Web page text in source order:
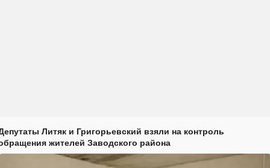
Литяк и Григорьевский взяли на контроль
жителей Заводского района